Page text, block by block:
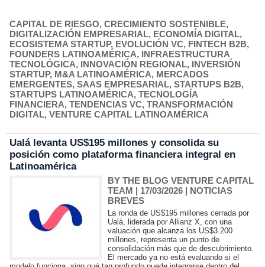
CAPITAL DE RIESGO, CRECIMIENTO SOSTENIBLE,
DIGITALIZACIÓN EMPRESARIAL, ECONOMÍA DIGITAL,
ECOSISTEMA STARTUP, EVOLUCIÓN VC, FINTECH B2B,
FOUNDERS LATINOAMÉRICA, INFRAESTRUCTURA
TECNOLÓGICA, INNOVACIÓN REGIONAL, INVERSIÓN
STARTUP, M&A LATINOAMÉRICA, MERCADOS
EMERGENTES, SAAS EMPRESARIAL, STARTUPS B2B,
STARTUPS LATINOAMÉRICA, TECNOLOGÍA
FINANCIERA, TENDENCIAS VC, TRANSFORMACIÓN
DIGITAL, VENTURE CAPITAL LATINOAMÉRICA
Ualá levanta US$195 millones y consolida su
posición como plataforma financiera integral en
Latinoamérica
BY THE BLOG VENTURE CAPITAL
TEAM | 17/03/2026 | NOTICIAS
BREVES
La ronda de US$195 millones cerrada por
Ualá, liderada por Allianz X, con una
valuación que alcanza los US$3.200
millones, representa un punto de
consolidación más que de descubrimiento.
El mercado ya no está evaluando si el